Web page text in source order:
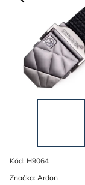
Kód: H9064
Značka: Ardon